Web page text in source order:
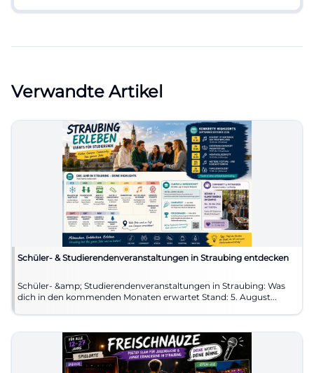
Verwandte Artikel
Schüler- & Studierendenveranstaltungen in Straubing entdecken
Schüler- &amp; Studierendenveranstaltungen in Straubing: Was
dich in den kommenden Monaten erwartet Stand: 5. August...